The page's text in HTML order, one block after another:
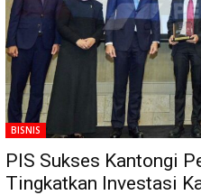
BISNIS
PIS Sukses Kantongi
Tingkatkan Investasi